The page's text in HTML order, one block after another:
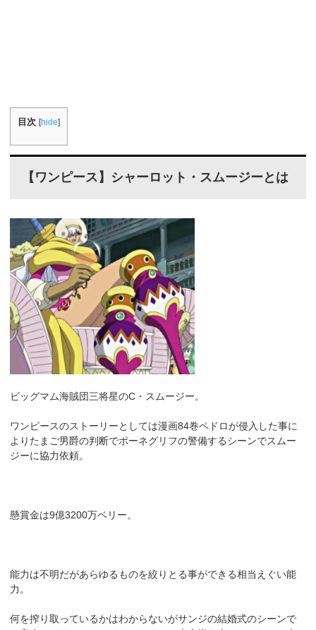
目次 [hide]
【ワンピース】シャーロット・スムージーとは
ビッグマム海賊団三将星のC・スムージー。
ワンピースのストーリーとしては漫画84巻ペドロが侵入した事に
よりたまご男爵の判断でポーネグリフの警備するシーンでスムー
ジーに協力依頼。
懸賞金は9億3200万ベリー。
能力は不明だがあらゆるものを絞りとる事ができる相当えぐい能
力。
何を搾り取っているかはわからないがサンジの結婚式のシーンで